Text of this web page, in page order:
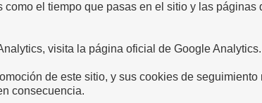
el tiempo que pasas en el sitio y las
visita la página oficial de Google Analytics.
de este sitio, y sus cookies de
consecuencia.